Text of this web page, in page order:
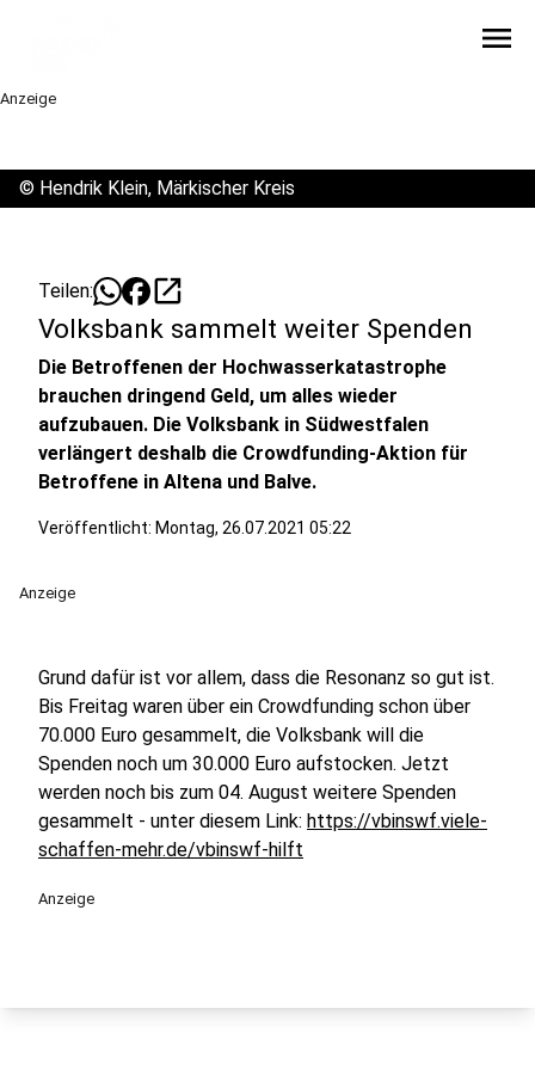
menu
Anzeige
© Hendrik Klein, Märkischer Kreis
Teilen: open_in_new
Volksbank sammelt weiter Spenden
Die Betroffenen der Hochwasserkatastrophe
brauchen dringend Geld, um alles wieder
aufzubauen. Die Volksbank in Südwestfalen
verlängert deshalb die Crowdfunding-Aktion für
Betroffene in Altena und Balve.
Veröffentlicht: Montag, 26.07.2021 05:22
Anzeige
Grund dafür ist vor allem, dass die Resonanz so gut ist.
Bis Freitag waren über ein Crowdfunding schon über
70.000 Euro gesammelt, die Volksbank will die
Spenden noch um 30.000 Euro aufstocken. Jetzt
werden noch bis zum 04. August weitere Spenden
gesammelt - unter diesem Link: https://vbinswf.viele-
schaffen-mehr.de/vbinswf-hilft
Anzeige